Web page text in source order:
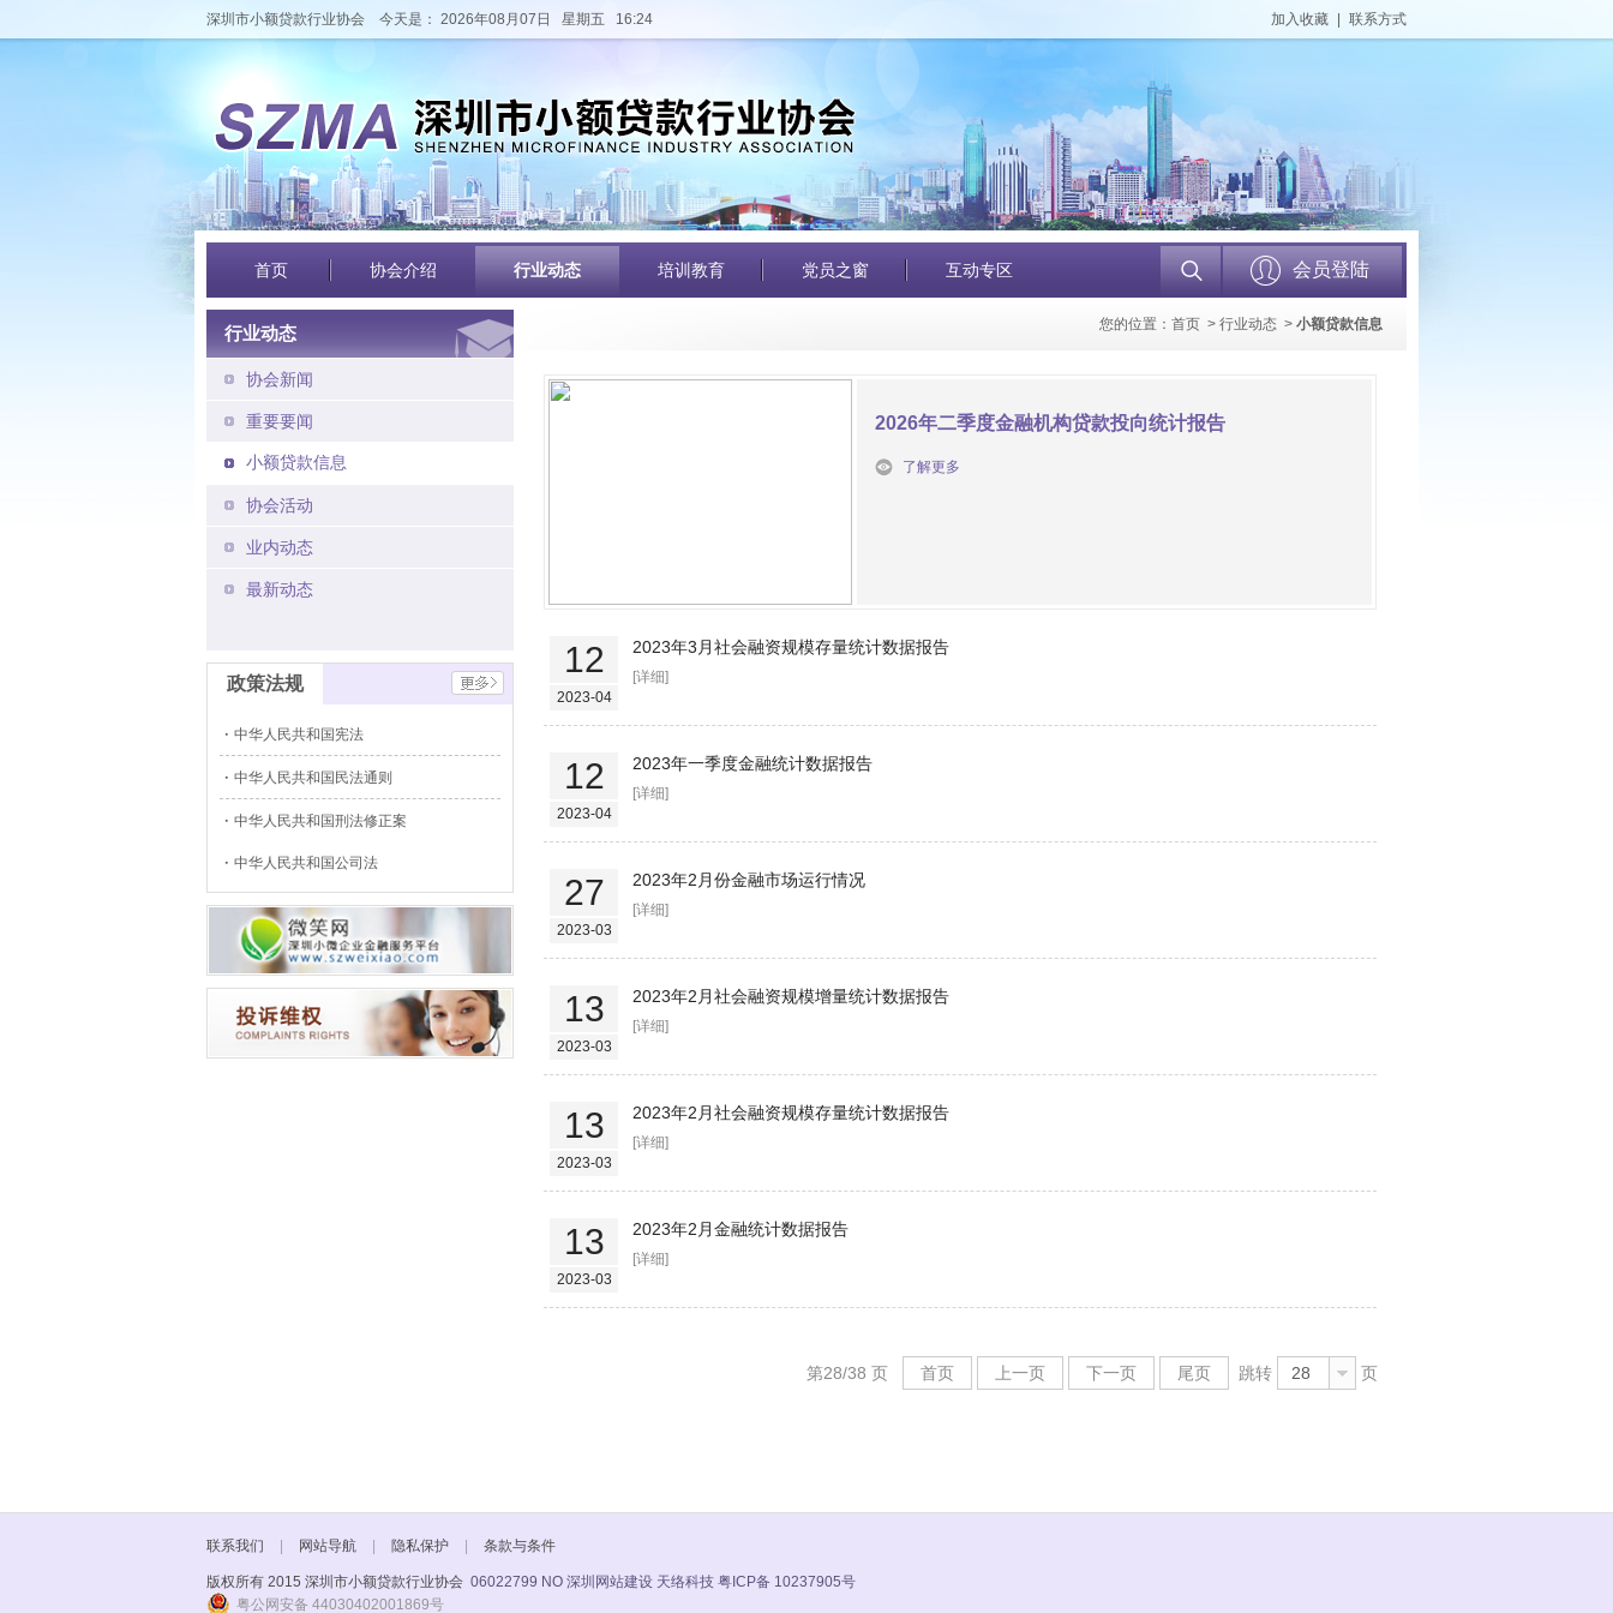
深圳市小额贷款行业协会 今天是： 2026年08月07日 星期五 16:24 加入收藏 联系方式
首页 协会介绍 行业动态 培训教育 党员之窗 互动专区 会员登陆
行业动态
协会新闻
重要要闻
小额贷款信息
协会活动
业内动态
最新动态
政策法规
中华人民共和国宪法
中华人民共和国民法通则
中华人民共和国刑法修正案
中华人民共和国公司法
您的位置： 首页 > 行业动态 > 小额贷款信息
2026年二季度金融机构贷款投向统计报告
了解更多
12
2023-04
2023年3月社会融资规模存量统计数据报告
[详细]
12
2023-04
2023年一季度金融统计数据报告
[详细]
27
2023-03
2023年2月份金融市场运行情况
[详细]
13
2023-03
2023年2月社会融资规模增量统计数据报告
[详细]
13
2023-03
2023年2月社会融资规模存量统计数据报告
[详细]
13
2023-03
2023年2月金融统计数据报告
[详细]
第28/38 页 首页 上一页 下一页 尾页 跳转 28 页
联系我们 网站导航 隐私保护 条款与条件
版权所有 2015 深圳市小额贷款行业协会 06022799 NO 深圳网站建设 天络科技 粤ICP备 10237905号
粤公网安备 44030402001869号